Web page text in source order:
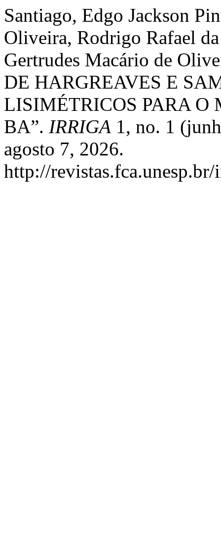
Santiago, Edgo Jackson
Oliveira, Rodrigo Rafael
Gertrudes Macário de
DE HARGREAVES E
LISIMÉTRICOS PARA O
BA”. IRRIGA 1, no. 1
agosto 7, 2026.
http://